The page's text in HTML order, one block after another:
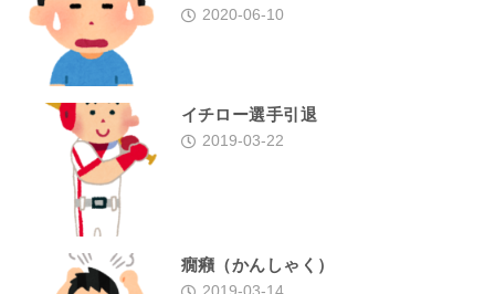
2020-06-10
イチロー選手引退
2019-03-22
癇癪（かんしゃく）